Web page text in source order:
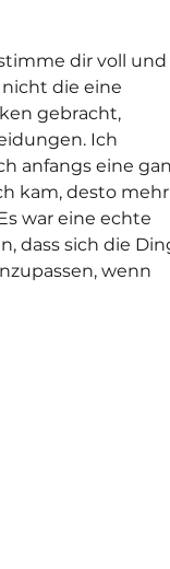
dir voll und
die eine
gebracht,
Ich
anfangs eine
kam, desto mehr
war eine echte
dass sich die
wenn